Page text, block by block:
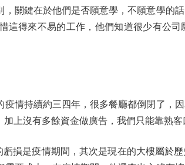
關鍵在於他們是否願意學，不願意學的
這得來不易的工作，他們知道很少有公
持續約三四年，很多餐廳都倒閉了，
上沒有多餘資金做廣告，我們只能靠熟客
是疫情期間，其次是現在的大樓屬於